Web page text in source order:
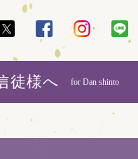
徒様へ for Dan shinto